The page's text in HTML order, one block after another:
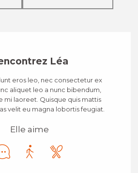
Léa
eros leo, nec consectetur ex
aliquet leo a nunc bibendum,
mi laoreet. Quisque quis mattis
velit eu magna lobortis feugiat.
Elle aime